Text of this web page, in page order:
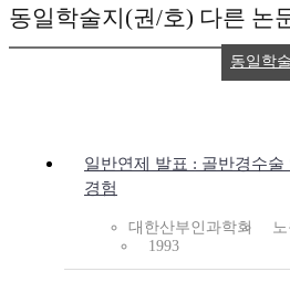
동일학술지(권/호) 다른 논
일반연제 발표 : 골반경수술
경험
대한산부인과학회
노
1993
동일학